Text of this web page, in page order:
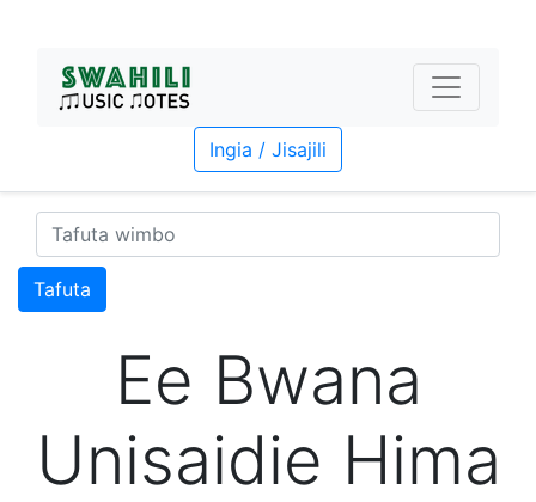
Ingia / Jisajili
Tafuta
Ee Bwana
Unisaidie Hima